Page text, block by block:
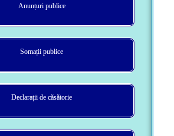
Anunțuri publice
Somații publice
Declarații de căsătorie